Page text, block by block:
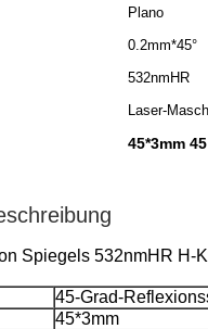
Plano
0.2mm*45°
532nmHR
Laser-
45*3mm
Spiegels 532nmHR H-
45-Grad-
45*3mm